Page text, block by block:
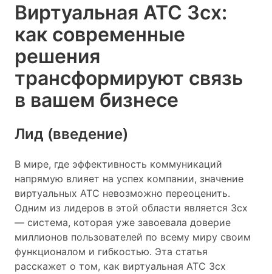
Виртуальная АТС 3cx:
как современные
решения
трансформируют связь
в вашем бизнесе
Лид (введение)
В мире, где эффективность коммуникаций
напрямую влияет на успех компании, значение
виртуальных АТС невозможно переоценить.
Одним из лидеров в этой области является 3cx
— система, которая уже завоевала доверие
миллионов пользователей по всему миру своим
функционалом и гибкостью. Эта статья
расскажет о том, как виртуальная АТС 3cx